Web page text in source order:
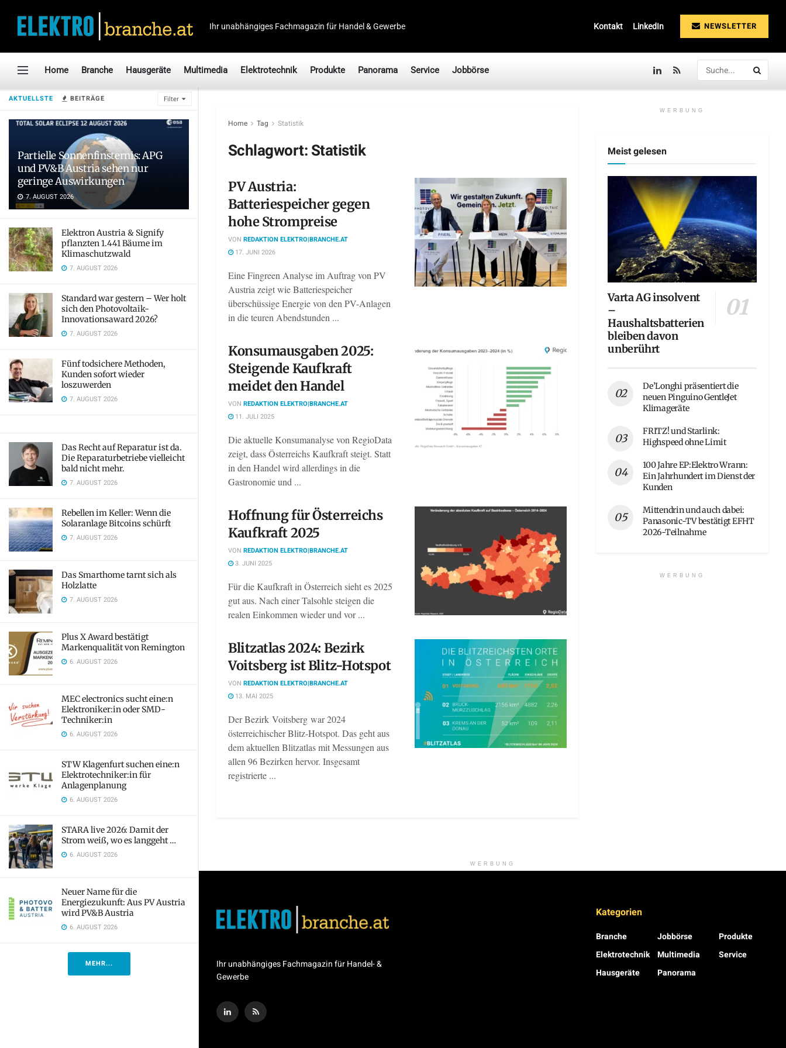
AKTUELLSTE BEITRÄGE Filter
Partielle Sonnenfinsternis: APG
und PV&B Austria sehen nur
geringe Auswirkungen
7. AUGUST 2026
Elektron Austria & Signify
pflanzten 1.441 Bäume im
Klimaschutzwald
7. AUGUST 2026
Standard war gestern – Wer holt
sich den Photovoltaik-
Innovationsaward 2026?
7. AUGUST 2026
Fünf todsichere Methoden,
Kunden sofort wieder
loszuwerden
7. AUGUST 2026
Das Recht auf Reparatur ist da.
Die Reparaturbetriebe vielleicht
bald nicht mehr.
7. AUGUST 2026
Rebellen im Keller: Wenn die
Solaranlage Bitcoins schürft
7. AUGUST 2026
Das Smarthome tarnt sich als
Holzlatte
7. AUGUST 2026
Plus X Award bestätigt
Markenqualität von Remington
6. AUGUST 2026
MEC electronics sucht eine:n
Elektroniker:in oder SMD-
Techniker:in
6. AUGUST 2026
STW Klagenfurt suchen eine:n
Elektrotechniker:in für
Anlagenplanung
6. AUGUST 2026
STARA live 2026: Damit der
Strom weiß, wo es langgeht …
6. AUGUST 2026
Neuer Name für die
Energiezukunft: Aus PV Austria
wird PV&B Austria
6. AUGUST 2026
MEHR...
Ihr unabhängiges Fachmagazin für Handel & Gewerbe Kontakt LinkedIn NEWSLETTER
Home Branche Hausgeräte Multimedia Elektrotechnik Produkte Panorama Service Jobbörse
Home Tag Statistik
Schlagwort:Statistik
PV Austria:
Batteriespeicher gegen
hohe Strompreise
VON REDAKTION ELEKTRO|BRANCHE.AT
17. JUNI 2026
Eine Fingreen Analyse im Auftrag von PV
Austria zeigt wie Batteriespeicher
überschüssige Energie von den PV-Anlagen
in die teuren Abendstunden ...
Konsumausgaben 2025:
Steigende Kaufkraft
meidet den Handel
VON REDAKTION ELEKTRO|BRANCHE.AT
11. JULI 2025
Die aktuelle Konsumanalyse von RegioData
zeigt, dass Österreichs Kaufkraft steigt. Statt
in den Handel wird allerdings in die
Gastronomie und ...
Hoffnung für Österreichs
Kaufkraft 2025
VON REDAKTION ELEKTRO|BRANCHE.AT
3. JUNI 2025
Für die Kaufkraft in Österreich sieht es 2025
gut aus. Nach einer Talsohle steigen die
realen Einkommen wieder und vor ...
Blitzatlas 2024: Bezirk
Voitsberg ist Blitz-Hotspot
VON REDAKTION ELEKTRO|BRANCHE.AT
13. MAI 2025
Der Bezirk Voitsberg war 2024
österreichischer Blitz-Hotspot. Das geht aus
dem aktuellen Blitzatlas mit Messungen aus
allen 96 Bezirken hervor. Insgesamt
registrierte ...
WERBUNG
Meist gelesen
Varta AG insolvent
–
Haushaltsbatterien
bleiben davon
unberührt
De’Longhi präsentiert die
neuen Pinguino GentleJet
Klimageräte
FRITZ! und Starlink:
Highspeed ohne Limit
100 Jahre EP:Elektro Wrann:
Ein Jahrhundert im Dienst der
Kunden
Mittendrin und auch dabei:
Panasonic-TV bestätigt EFHT
2026-Teilnahme
WERBUNG
WERBUNG
Ihr unabhängiges Fachmagazin für Handel- &
Gewerbe
Kategorien
Branche
Elektrotechnik
Hausgeräte
Jobbörse
Multimedia
Panorama
Produkte
Service